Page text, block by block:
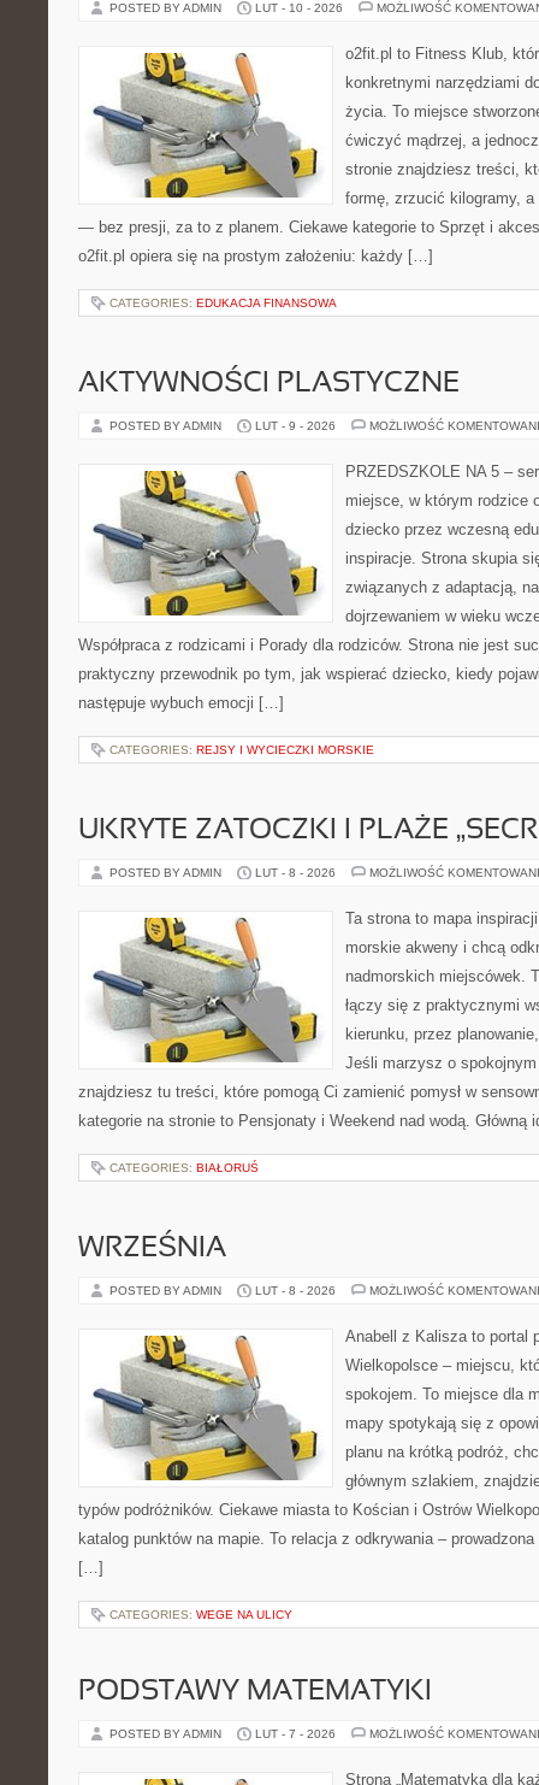
POSTED BY ADMIN LUT - 10 - 2026 MOŻLIWOŚĆ
o2fit.pl to Fitness Klub,
konkretnymi narzędziami
życia. To miejsce
ćwiczyć mądrzej, a
stronie znajdziesz treści,
formę, zrzucić kilogramy,
— bez presji, za to z planem. Ciekawe kategorie to Sprzęt i
o2fit.pl opiera się na prostym założeniu: każdy […]
CATEGORIES: EDUKACJA FINANSOWA
AKTYWNOŚCI PLASTYCZNE
POSTED BY ADMIN LUT - 9 - 2026 MOŻLIWOŚĆ
PRZEDSZKOLE NA 5 –
miejsce, w którym rodzice
dziecko przez wczesną
inspiracje. Strona skupia
związanych z adaptacją,
dojrzewaniem w wieku
Współpraca z rodzicami i Porady dla rodziców. Strona nie jest
praktyczny przewodnik po tym, jak wspierać dziecko, kiedy
następuje wybuch emocji […]
CATEGORIES: REJSY I WYCIECZKI MORSKIE
UKRYTE ZATOCZKI I PLAŻE
POSTED BY ADMIN LUT - 8 - 2026 MOŻLIWOŚĆ
Ta strona to mapa
morskie akweny i chcą
nadmorskich miejscówek.
łączy się z praktycznymi
kierunku, przez
Jeśli marzysz o
znajdziesz tu treści, które pomogą Ci zamienić pomysł w
kategorie na stronie to Pensjonaty i Weekend nad wodą.
CATEGORIES: BIAŁORUŚ
WRZEŚNIA
POSTED BY ADMIN LUT - 8 - 2026 MOŻLIWOŚĆ
Anabell z Kalisza to portal
Wielkopolsce – miejscu,
spokojem. To miejsce dla
mapy spotykają się z
planu na krótką podróż,
głównym szlakiem,
typów podróżników. Ciekawe miasta to Kościan i Ostrów
katalog punktów na mapie. To relacja z odkrywania –
[…]
CATEGORIES: WEGE NA ULICY
PODSTAWY MATEMATYKI
POSTED BY ADMIN LUT - 7 - 2026 MOŻLIWOŚĆ
Strona „Matematyka dla